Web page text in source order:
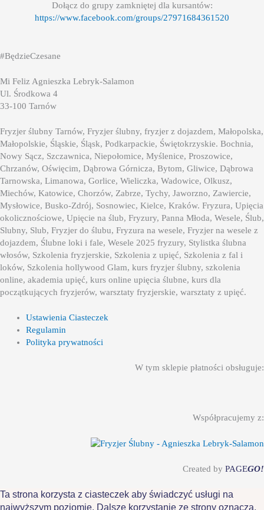
Dołącz do grupy zamkniętej dla kursantów:
https://www.facebook.com/groups/27971684361520
#BędzieCzesane
Mi Feliz Agnieszka Lebryk-Salamon
Ul. Środkowa 4
33-100 Tarnów
Fryzjer ślubny Tarnów, Fryzjer ślubny, fryzjer z dojazdem, Małopolska,
Małopolskie, Śląskie, Śląsk, Podkarpackie, Świętokrzyskie. Bochnia,
Nowy Sącz, Szczawnica, Niepołomice, Myślenice, Proszowice,
Chrzanów, Oświęcim, Dąbrowa Górnicza, Bytom, Gliwice, Dąbrowa
Tarnowska, Limanowa, Gorlice, Wieliczka, Wadowice, Olkusz,
Miechów, Katowice, Chorzów, Zabrze, Tychy, Jaworzno, Zawiercie,
Mysłowice, Busko-Zdrój, Sosnowiec, Kielce, Kraków. Fryzura, Upięcia
okolicznościowe, Upięcie na ślub, Fryzury, Panna Młoda, Wesele, Ślub,
Slubny, Slub, Fryzjer do ślubu, Fryzura na wesele, Fryzjer na wesele z
dojazdem, Ślubne loki i fale, Wesele 2025 fryzury, Stylistka ślubna
włosów, Szkolenia fryzjerskie, Szkolenia z upięć, Szkolenia z fal i
loków, Szkolenia hollywood Glam, kurs fryzjer ślubny, szkolenia
online, akademia upięć, kurs online upięcia ślubne, kurs dla
początkujących fryzjerów, warsztaty fryzjerskie, warsztaty z upięć.
Ustawienia Ciasteczek
Regulamin
Polityka prywatności
W tym sklepie płatności obsługuje:
Współpracujemy z:
Created by PAGEGO!
Ta strona korzysta z ciasteczek aby świadczyć usługi na
najwyższym poziomie. Dalsze korzystanie ze strony oznacza,